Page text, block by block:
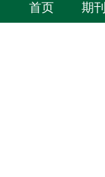
首页 期